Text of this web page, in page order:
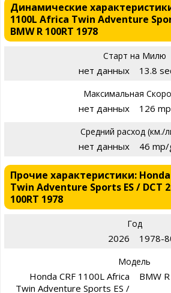
Динамические
1100L Africa Twin Adventure
BMW R 100RT 1978
Старт на Милю
нет данных 13.8
Максимальная
нет данных 126
Средний расход (км./
нет данных 46
Прочие характеристики: Honda
Twin Adventure Sports ES / DCT
100RT 1978
Год
2026 1978-
Модель
Honda CRF 1100L Africa
Twin Adventure Sports ES /
BMW